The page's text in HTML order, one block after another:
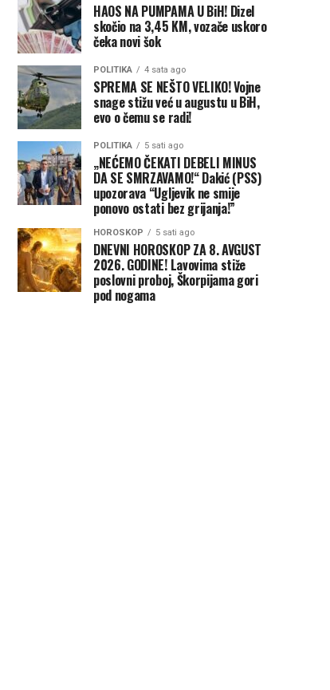
HAOS NA PUMPAMA U BiH! Dizel
skočio na 3,45 KM, vozače uskoro
čeka novi šok
POLITIKA 4 sata ago
SPREMA SE NEŠTO VELIKO! Vojne
snage stižu već u augustu u BiH,
evo o čemu se radi!
POLITIKA 5 sati ago
„NEĆEMO ČEKATI DEBELI MINUS
DA SE SMRZAVAMO!“ Dakić (PSS)
upozorava “Ugljevik ne smije
ponovo ostati bez grijanja!”
HOROSKOP 5 sati ago
DNEVNI HOROSKOP ZA 8. AVGUST
2026. GODINE! Lavovima stiže
poslovni proboj, Škorpijama gori
pod nogama